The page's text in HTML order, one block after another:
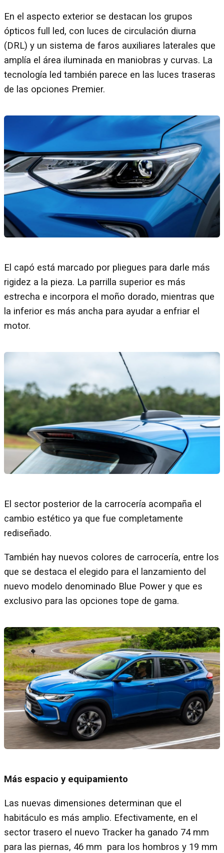
En el aspecto exterior se destacan los grupos
ópticos full led, con luces de circulación diurna
(DRL) y un sistema de faros auxiliares laterales que
amplía el área iluminada en maniobras y curvas. La
tecnología led también parece en las luces traseras
de las opciones Premier.
El capó está marcado por pliegues para darle más
rigidez a la pieza. La parrilla superior es más
estrecha e incorpora el moño dorado, mientras que
la inferior es más ancha para ayudar a enfriar el
motor.
El sector posterior de la carrocería acompaña el
cambio estético ya que fue completamente
rediseñado.
También hay nuevos colores de carrocería, entre los
que se destaca el elegido para el lanzamiento del
nuevo modelo denominado Blue Power y que es
exclusivo para las opciones tope de gama.
Más espacio y equipamiento
Las nuevas dimensiones determinan que el
habitáculo es más amplio. Efectivamente, en el
sector trasero el nuevo Tracker ha ganado 74 mm
para las piernas, 46 mm para los hombros y 19 mm